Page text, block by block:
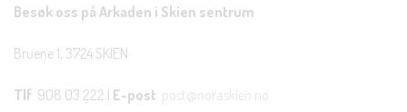
Besøk oss på Arkaden i Skien sentrum
Bruene 1, 3724 SKIEN
Tlf: 908 03 222 | E-post: post@noraskien.no